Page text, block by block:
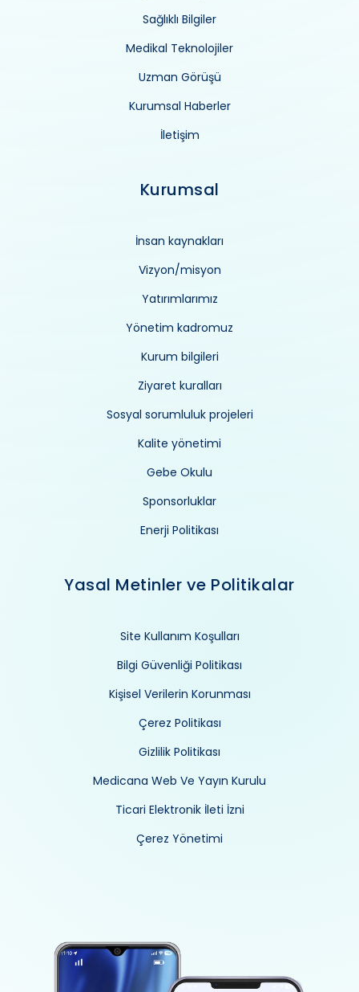
Sağlıklı Bilgiler
Medikal Teknolojiler
Uzman Görüşü
Kurumsal Haberler
İletişim
Kurumsal
İnsan kaynakları
Vizyon/misyon
Yatırımlarımız
Yönetim kadromuz
Kurum bilgileri
Ziyaret kuralları
Sosyal sorumluluk projeleri
Kalite yönetimi
Gebe Okulu
Sponsorluklar
Enerji Politikası
Yasal Metinler ve Politikalar
Site Kullanım Koşulları
Bilgi Güvenliği Politikası
Kişisel Verilerin Korunması
Çerez Politikası
Gizlilik Politikası
Medicana Web Ve Yayın Kurulu
Ticari Elektronik İleti İzni
Çerez Yönetimi